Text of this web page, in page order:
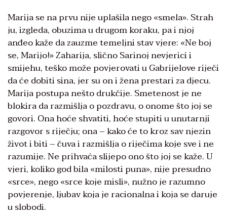
Marija se na prvu nije uplašila nego «smela». Strah
ju, izgleda, obuzima u drugom koraku, pa i njoj
anđeo kaže da zauzme temeljni stav vjere: «Ne boj
se, Marijo!» Zaharija, slično Sarinoj nevjerici i
smijehu, teško može povjerovati u Gabrijelove riječi
da će dobiti sina, jer su on i žena prestari za djecu.
Marija postupa nešto drukčije. Smetenost je ne
blokira da razmišlja o pozdravu, o onome što joj se
govori. Ona hoće shvatiti, hoće stupiti u unutarnji
razgovor s riječju; ona – kako će to kroz sav njezin
život i biti – čuva i razmišlja o riječima koje sve i ne
razumije. Ne prihvaća slijepo ono što joj se kaže. U
vjeri, koliko god bila «milosti puna», nije presudno
«srce», nego «srce koje misli», nužno je razumno
povjerenje, ljubav koja je racionalna i koja se daruje
u slobodi.